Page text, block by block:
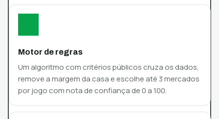
Motor de regras
Um algoritmo com critérios públicos cruza os dados,
remove a margem da casa e escolhe até 3 mercados
por jogo com nota de confiança de 0 a 100.